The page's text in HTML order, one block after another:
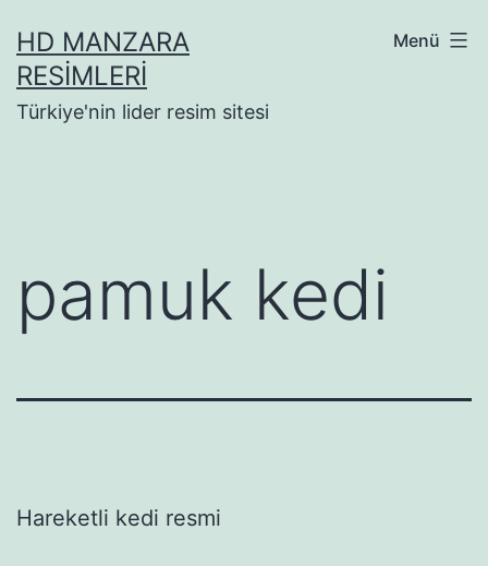
geçHD MANZARA
RESIMLERI
Türkiye'nin lider resim sitesi
Menü
pamuk kedi
Hareketli kedi resmi